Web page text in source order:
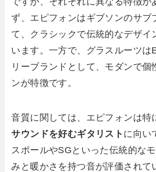
ず、エピフォンはギブソンのサブ
て、クラシックで伝統的なデザイ
います。一方で、グラスルーツは
リーブランドとして、モダンで個
ンが特徴です。
音質に関しては、エピフォンは特
サウンドを好むギタリスト に向い
スポールやSGといった伝統的な
みと暖かさを持つ音が評価されて